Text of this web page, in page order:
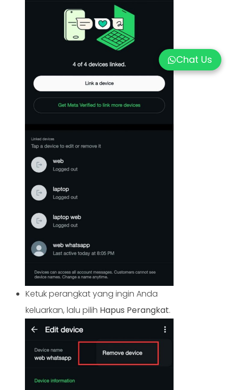
Ketuk perangkat yang ingin Anda
keluarkan, lalu pilih Hapus Perangkat.
Chat Us